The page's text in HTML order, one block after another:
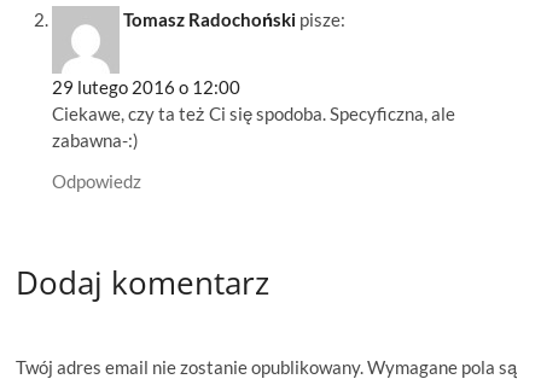
Tomasz Radochoński pisze:
29 lutego 2016 o 12:00
Ciekawe, czy ta też Ci się spodoba. Specyficzna, ale
zabawna-:)
Odpowiedz
Dodaj komentarz
Twój adres email nie zostanie opublikowany.Wymagane pola są